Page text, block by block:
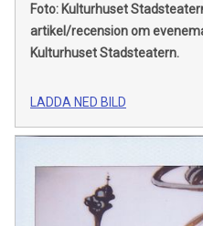
Foto: Kulturhuset
artikel/recension om
Kulturhuset Stadsteatern.
LADDA NED BILD